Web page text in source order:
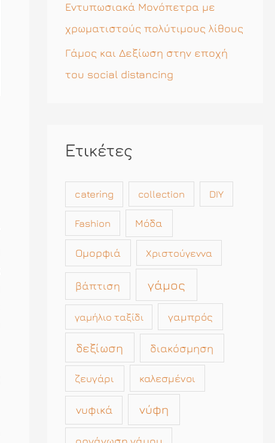
Εντυπωσιακά Μονόπετρα με
χρωματιστούς πολύτιμους λίθους
Γάμος και Δεξίωση στην εποχή
του social distancing
Ετικέτες
catering collection DIY
Fashion Μόδα
Ομορφιά Χριστούγεννα
βάπτιση γάμος
γαμήλιο ταξίδι γαμπρός
δεξίωση διακόσμηση
ζευγάρι καλεσμένοι
νυφικά νύφη